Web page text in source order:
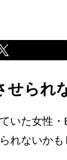
せられ
いた女性
れないか